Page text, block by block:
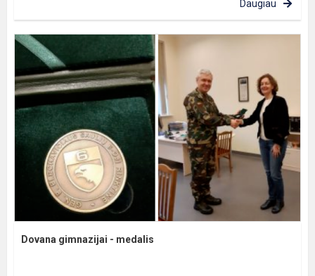
Daugiau
Dovana gimnazijai - medalis